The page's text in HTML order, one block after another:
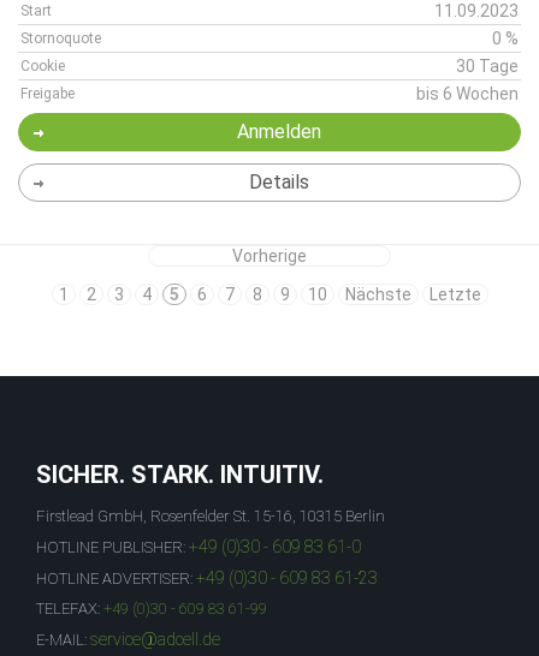
Start 11.09.2023
Stornoquote 0 %
Cookie 30 Tage
Freigabe bis 6 Wochen
Anmelden
Details
Vorherige
1
2 3 4 5 6 7 8 9 10 Nächste Letzte
SICHER. STARK. INTUITIV.
Firstlead GmbH, Rosenfelder St. 15-16, 10315 Berlin
HOTLINE PUBLISHER: +49 (0)30 - 609 83 61-0
HOTLINE ADVERTISER: +49 (0)30 - 609 83 61-23
TELEFAX: +49 (0)30 - 609 83 61-99
E-MAIL: service@adcell.de